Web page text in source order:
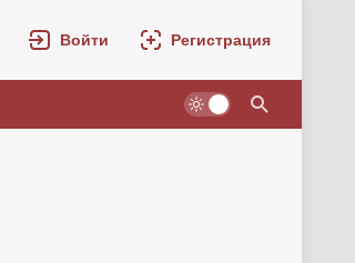
Войти Регистрация